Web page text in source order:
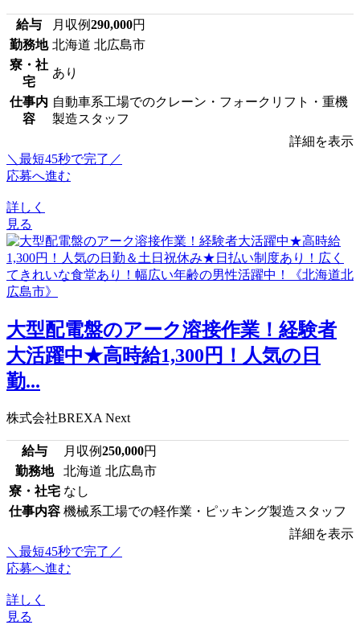
給与 月収例290,000円
勤務地 北海道 北広島市
寮・社
宅
あり
仕事内
容
自動車系工場でのクレーン・フォークリフト・重機
製造スタッフ
詳細を表示
＼最短45秒で完了／
応募へ進む
詳しく
見る
大型配電盤のアーク溶接作業！経験者
大活躍中★高時給1,300円！人気の日
勤...
株式会社BREXA Next
給与 月収例250,000円
勤務地
北海道 北広島市
寮・社宅 なし
仕事内容 機械系工場での軽作業・ピッキング製造スタッフ
詳細を表示
＼最短45秒で完了／
応募へ進む
詳しく
見る